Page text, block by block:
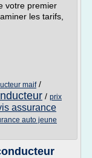
votre premier
les tarifs,
maif/
/ prix
assurance
auto jeune